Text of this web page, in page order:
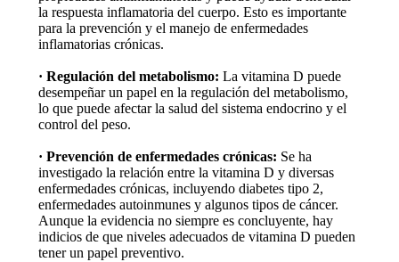
la respuesta inflamatoria del cuerpo. Esto es importante
para la prevención y el manejo de enfermedades
inflamatorias crónicas.
· Regulación del metabolismo: La vitamina D puede
desempeñar un papel en la regulación del metabolismo,
lo que puede afectar la salud del sistema endocrino y el
control del peso.
· Prevención de enfermedades crónicas: Se ha
investigado la relación entre la vitamina D y diversas
enfermedades crónicas, incluyendo diabetes tipo 2,
enfermedades autoinmunes y algunos tipos de cáncer.
Aunque la evidencia no siempre es concluyente, hay
indicios de que niveles adecuados de vitamina D pueden
tener un papel preventivo.